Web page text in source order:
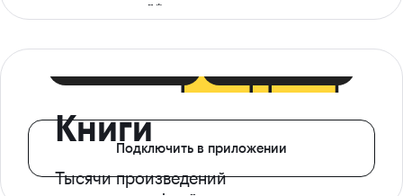
ограничений*
Книги
Тысячи произведений
Подключить в приложении